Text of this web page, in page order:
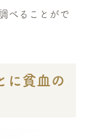
べることがで
に貧血の